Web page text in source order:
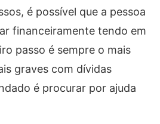
é possível que a pessoa
financeiramente tendo em
passo é sempre o mais
graves com dívidas
é procurar por ajuda